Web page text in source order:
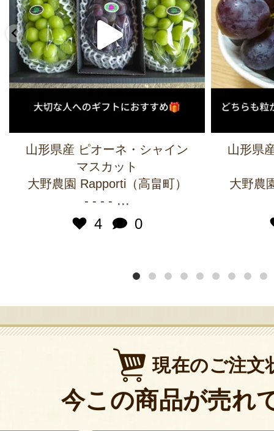
山形県産 ピオーネ・シャイン
マスカット
大野農園 Rapporti（高畠町）
- - - - ...
4
0
山形県
大野農
現在のご注文
今この商品が売れ